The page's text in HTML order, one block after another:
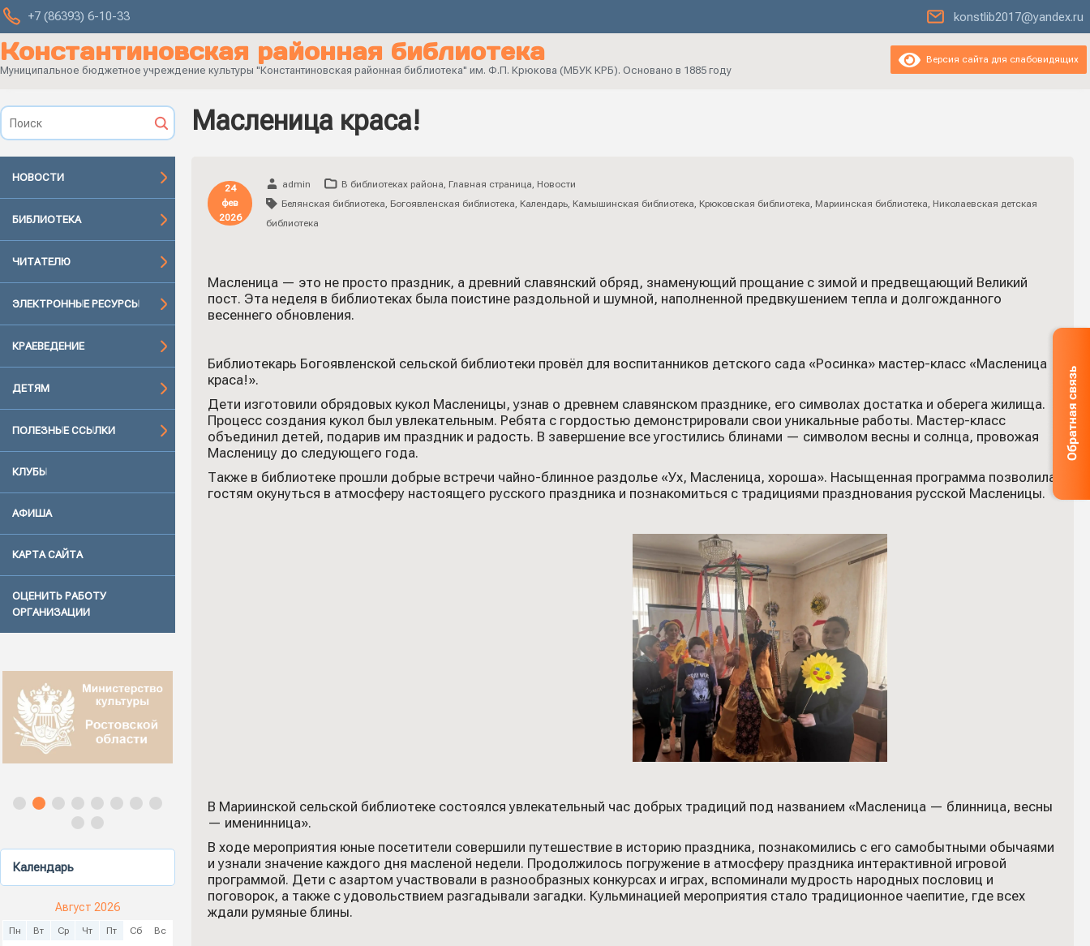
+7 (86393) 6-10-33 konstlib2017@yandex.ru
Константиновская районная библиотека
Муниципальное бюджетное учреждение культуры "Константиновская районная библиотека" им. Ф.П. Крюкова (МБУК КРБ). Основано в 1885 году
Версия сайта для слабовидящих
НОВОСТИ
БИБЛИОТЕКА
ЧИТАТЕЛЮ
ЭЛЕКТРОННЫЕ РЕСУРСЫ
КРАЕВЕДЕНИЕ
ДЕТЯМ
ПОЛЕЗНЫЕ ССЫЛКИ
КЛУБЫ
АФИША
КАРТА САЙТА
ОЦЕНИТЬ РАБОТУ
ОРГАНИЗАЦИИ
Календарь
Август 2026
Пн Вт Ср Чт Пт Сб Вс
Масленица краса!
24
фев
2026
admin В библиотеках района, Главная страница, Новости
Белянская библиотека, Богоявленская библиотека, Календарь, Камышинская библиотека, Крюковская библиотека, Мариинская библиотека, Николаевская детская
библиотека
Масленица — это не просто праздник, а древний славянский обряд, знаменующий прощание с зимой и предвещающий Великий
пост. Эта неделя в библиотеках была поистине раздольной и шумной, наполненной предвкушением тепла и долгожданного
весеннего обновления.
Библиотекарь Богоявленской сельской библиотеки провёл для воспитанников детского сада «Росинка» мастер-класс «Масленица
краса!».
Дети изготовили обрядовых кукол Масленицы, узнав о древнем славянском празднике, его символах достатка и оберега жилища.
Процесс создания кукол был увлекательным. Ребята с гордостью демонстрировали свои уникальные работы. Мастер-класс
объединил детей, подарив им праздник и радость. В завершение все угостились блинами — символом весны и солнца, провожая
Масленицу до следующего года.
Также в библиотеке прошли добрые встречи чайно-блинное раздолье «Ух, Масленица, хороша». Насыщенная программа позволила
гостям окунуться в атмосферу настоящего русского праздника и познакомиться с традициями празднования русской Масленицы.
В Мариинской сельской библиотеке состоялся увлекательный час добрых традиций под названием «Масленица — блинница, весны
— именинница».
В ходе мероприятия юные посетители совершили путешествие в историю праздника, познакомились с его самобытными обычаями
и узнали значение каждого дня масленой недели. Продолжилось погружение в атмосферу праздника интерактивной игровой
программой. Дети с азартом участвовали в разнообразных конкурсах и играх, вспоминали мудрость народных пословиц и
поговорок, а также с удовольствием разгадывали загадки. Кульминацией мероприятия стало традиционное чаепитие, где всех
ждали румяные блины.